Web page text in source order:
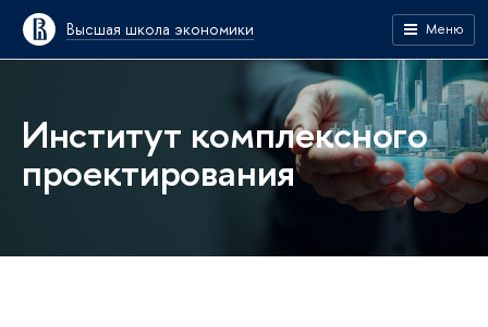
Высшая школа экономики Меню
Институт комплексного
проектирования